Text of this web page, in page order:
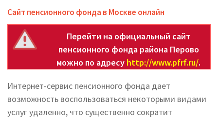
Сайт пенсионного фонда в Москве онлайн
Перейти на официальный сайт
пенсионного фонда района Перово
можно по адресу http://www.pfrf.ru/.
Интернет-сервис пенсионного фонда дает
возможность воспользоваться некоторыми видами
услуг удаленно, что существенно сократит